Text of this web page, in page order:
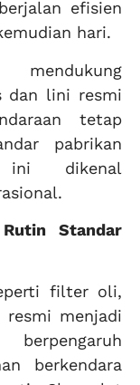
efisien
hari.
dan lini resmi
tetap
pabrikan
ini dikenal
Standar
filter oli,
menjadi
berkendara